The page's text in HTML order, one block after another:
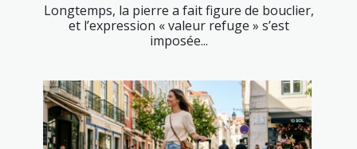
Longtemps, la pierre a fait figure de bouclier,
et l’expression « valeur refuge » s’est
imposée...